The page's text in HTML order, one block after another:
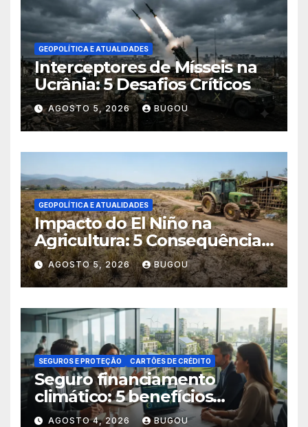
GEOPOLÍTICA E ATUALIDADES
Interceptores de Mísseis na
Ucrânia: 5 Desafios Críticos
AGOSTO 5, 2026 BUGOU
GEOPOLÍTICA E ATUALIDADES
Impacto do El Niño na
Agricultura: 5 Consequências
Críticas
AGOSTO 5, 2026 BUGOU
SEGUROS E PROTEÇÃO CARTÕES DE CRÉDITO
Seguro financiamento
climático: 5 benefícios
essenciais
AGOSTO 4, 2026 BUGOU